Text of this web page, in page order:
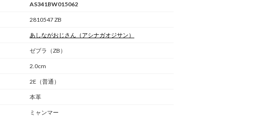
AS341BW015062
2810547 ZB
あしながおじさん （アシナガオジサン）
ゼブラ（ZB）
2.0cm
2E（普通）
本革
ミャンマー